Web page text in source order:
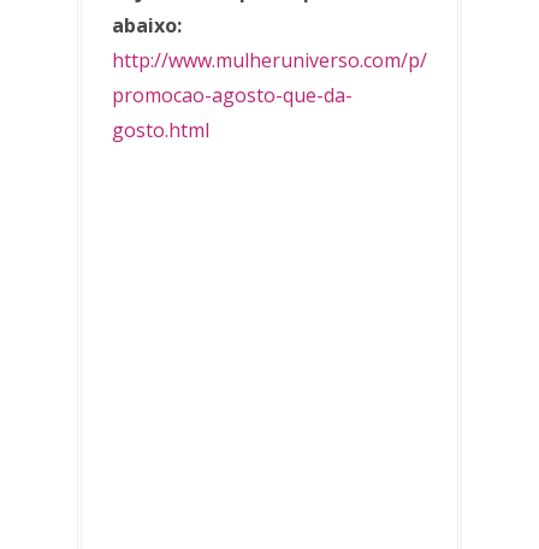
abaixo:
http://www.mulheruniverso.com/p/
promocao-agosto-que-da-
gosto.html